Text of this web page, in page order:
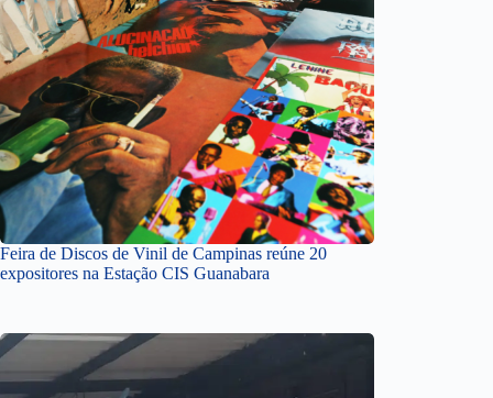
Feira de Discos de Vinil de Campinas reúne 20
expositores na Estação CIS Guanabara